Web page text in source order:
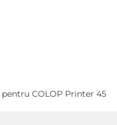
pentru COLOP Printer 45